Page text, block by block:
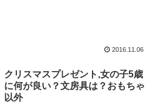
2016.11.06
クリスマスプレゼント,女の子5歳
に何が良い？文房具は？おもちゃ
以外